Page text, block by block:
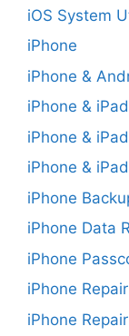
iOS System
iPhone
iPhone &
iPhone &
iPhone &
iPhone &
iPhone
iPhone Data
iPhone
iPhone
iPhone